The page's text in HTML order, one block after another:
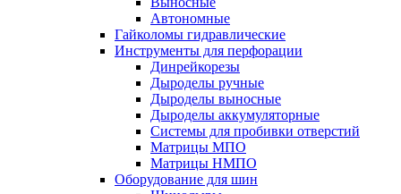
Автономные
Гайколомы гидравлические
Инструменты для перфорации
Динрейкорезы
Дыроделы ручные
Дыроделы выносные
Дыроделы аккумуляторные
Системы для пробивки отверстий
Матрицы МПО
Матрицы НМПО
Оборудование для шин